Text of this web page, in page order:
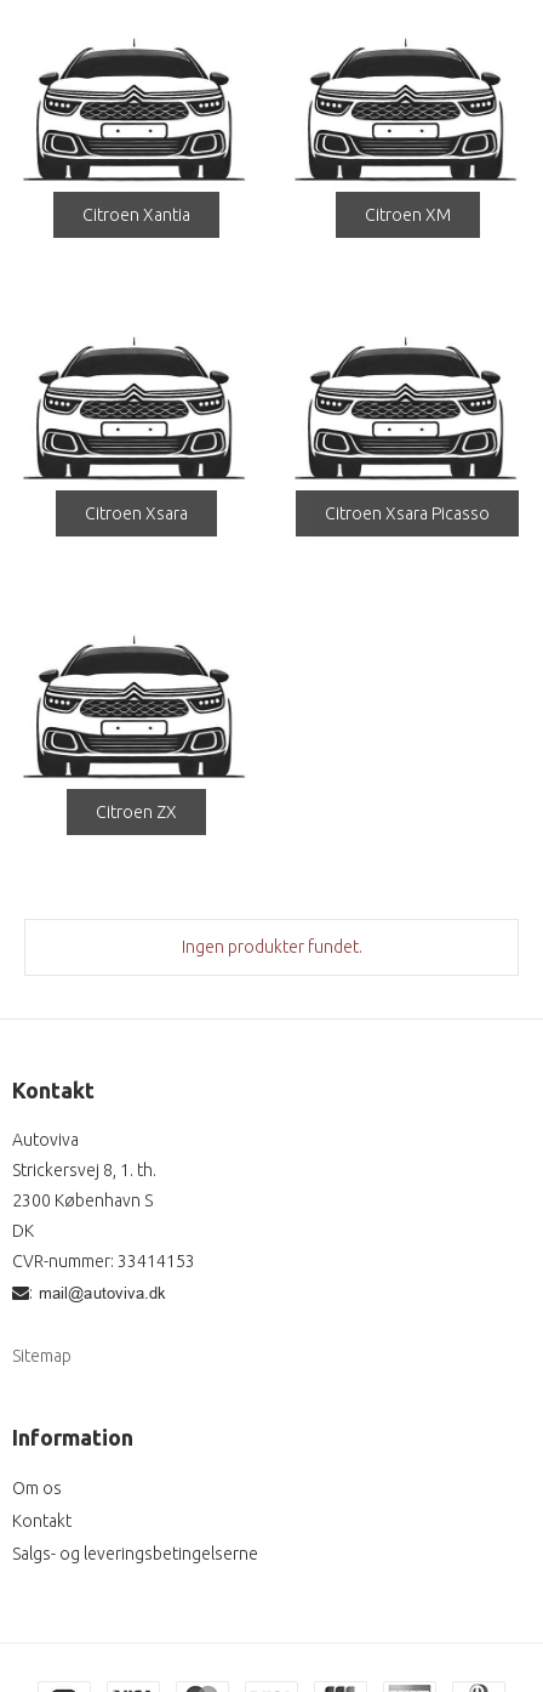
Citroen Xantia Citroen XM
Citroen Xsara Citroen Xsara Picasso
Citroen ZX
Ingen produkter fundet.
Kontakt
Autoviva
Strickersvej 8, 1. th.
2300 København S
DK
CVR-nummer: 33414153
:
Sitemap
Information
Om os
Kontakt
Salgs- og leveringsbetingelserne